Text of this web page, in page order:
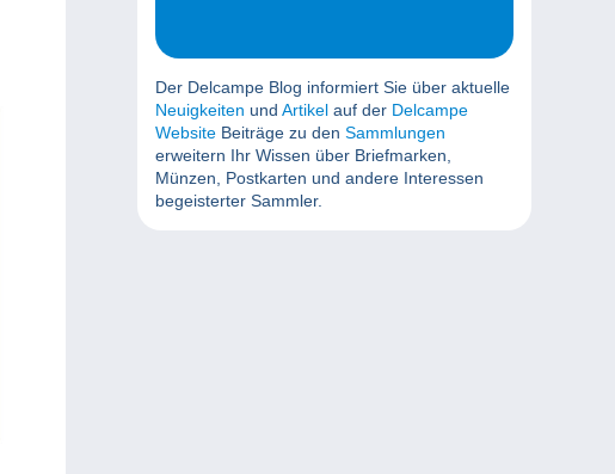
Der Delcampe Blog informiert Sie über aktuelle
Neuigkeiten und Artikel auf der Delcampe
Website Beiträge zu den Sammlungen
erweitern Ihr Wissen über Briefmarken,
Münzen, Postkarten und andere Interessen
begeisterter Sammler.